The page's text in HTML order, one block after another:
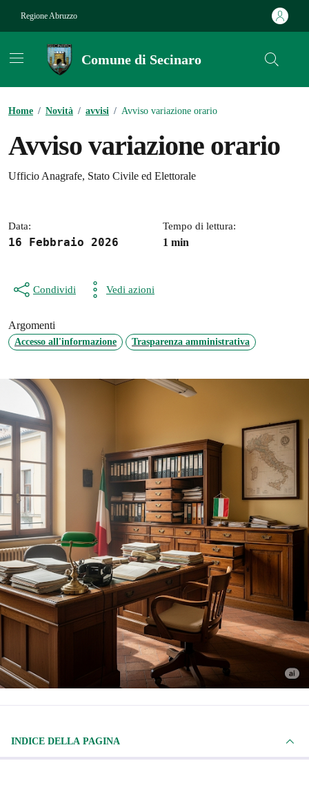
Regione Abruzzo
Comune di Secinaro
Home / Novità / avvisi / Avviso variazione orario
Avviso variazione orario
Dettagli della notizia
Ufficio Anagrafe, Stato Civile ed Elettorale
Data:
16 Febbraio 2026
Tempo di lettura:
1 min
Condividi Vedi azioni
Argomenti
Accesso all'informazione Trasparenza amministrativa
INDICE DELLA PAGINA